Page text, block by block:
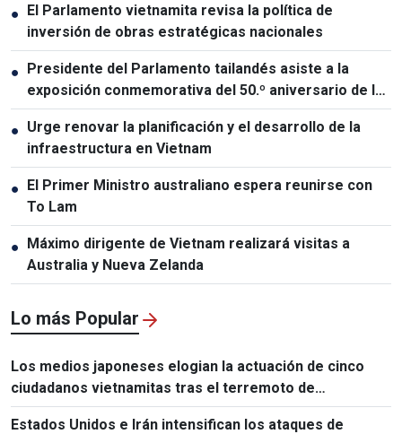
● El Parlamento vietnamita revisa la política de
inversión de obras estratégicas nacionales
● Presidente del Parlamento tailandés asiste a la
exposición conmemorativa del 50.º aniversario de las
relaciones Vietnam-Tailandia
● Urge renovar la planificación y el desarrollo de la
infraestructura en Vietnam
● El Primer Ministro australiano espera reunirse con
To Lam
● Máximo dirigente de Vietnam realizará visitas a
Australia y Nueva Zelanda
Lo más Popular
Los medios japoneses elogian la actuación de cinco
ciudadanos vietnamitas tras el terremoto de
Kumamoto
Estados Unidos e Irán intensifican los ataques de